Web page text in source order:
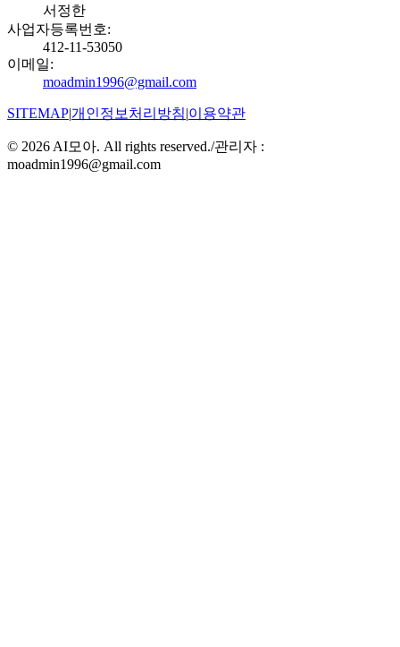
서정한
사업자등록번호:
412-11-53050
이메일:
moadmin1996@gmail.com
SITEMAP|개인정보처리방침|이용약관
© 2026 AI모아. All rights reserved./관리자 :
moadmin1996@gmail.com